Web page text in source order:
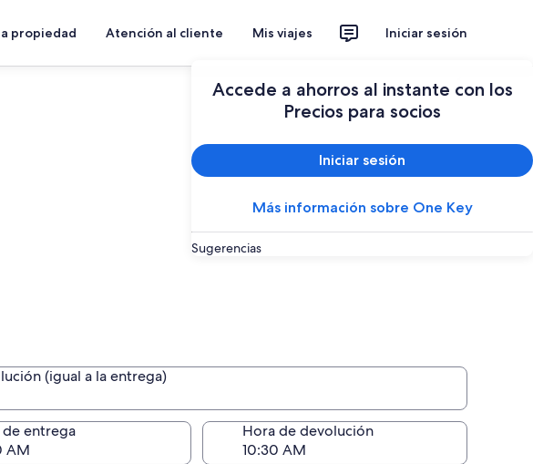
propiedad Atención al cliente Mis viajes Iniciar sesión
Accede a ahorros al instante con los
Precios para socios
Iniciar sesión
Más información sobre One Key
Sugerencias
(igual a la entrega)
(igual a la entrega)
de entrega Hora de devolución